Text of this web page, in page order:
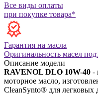
Все виды оплаты
при покупке товара*
Гарантия на масла
Оригинальность масел
Описание модели
RAVENOL DLO 10W-40 -
моторное масло,
CleanSynto® для легковых